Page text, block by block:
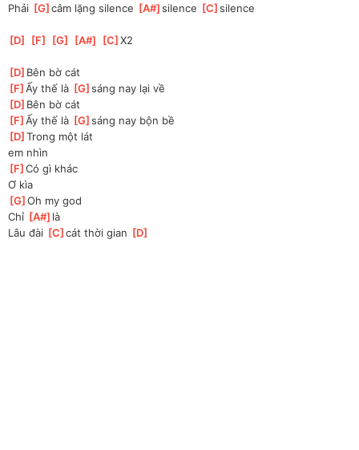
Phải [G ]
câm lặng silence [A# ]
silence [C ]
silence
[D [F [G [A# [C ]
X2
[D ]Bên bờ cát
[F ]
Ấy thế là [G ]
sáng nay lại về
[D ]Bên bờ cát
[F ]
Ấy thế là [G ]
sáng nay bộn bề
[D ]
Trong một lát
em nhìn
[F ]
Có gì khác
Ơ kìa
[G ]
Oh my god
Chỉ [A# ]là
Lâu đài [C ]
cát thời gian [D